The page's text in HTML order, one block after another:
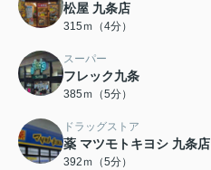
松屋 九条店
315ｍ（4分）
スーパー
フレック九条
385ｍ（5分）
ドラッグストア
薬 マツモトキヨシ 九条店
392ｍ（5分）